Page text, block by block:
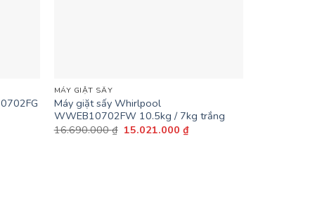
MÁY GIẶT SẤY
Máy giặt sấy Whirlpool
WWEB10702FW 10.5kg / 7kg trắng
16.690.000₫ Giá
15.021.000 ₫Giá
hiện